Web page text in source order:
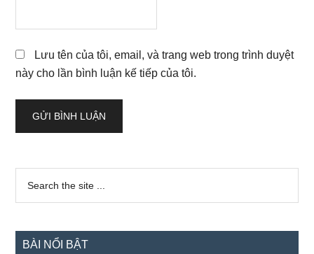
Lưu tên của tôi, email, và trang web trong trình duyệt
này cho lần bình luận kế tiếp của tôi.
Sidebar
chính
...
BÀI NỔI BẬT